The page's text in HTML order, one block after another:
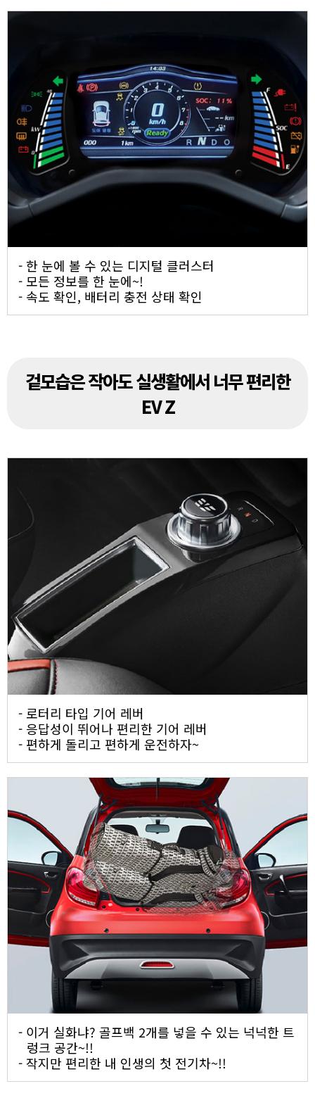
- 한 눈에 볼 수 있는 디지털 클러스터
- 모든 정보를 한 눈에~!
- 속도 확인, 배터리 충전 상태 확인
겉모습은 작아도 실생활에서 너무 편리한
EV Z
- 로터리 타입 기어 레버
- 응답성이 뛰어나 편리한 기어 레버
- 편하게 돌리고 편하게 운전하자~
- 이거 실화냐? 골프백 2개를 넣을 수 있는 넉넉한 트
렁크 공간~!!
- 작지만 편리한 내 인생의 첫 전기차~!!